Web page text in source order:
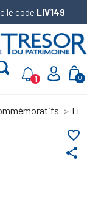
le code LIV149
0
1
share
favorite_border